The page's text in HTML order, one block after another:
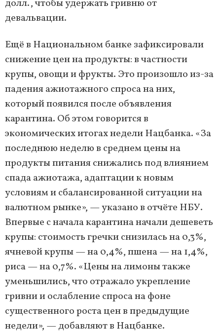
долл., чтобы удержать гривню от
девальвации.
Ещё в Национальном банке зафиксировали
снижение цен на продукты: в частности
крупы, овощи и фрукты. Это произошло из-за
падения ажиотажного спроса на них,
который появился после объявления
карантина. Об этом говорится в
экономических итогах недели Нацбанка. «За
последнюю неделю в среднем цены на
продукты питания снижались под влиянием
спада ажиотажа, адаптации к новым
условиям и сбалансированной ситуации на
валютном рынке», — указано в отчёте НБУ.
Впервые с начала карантина начали дешеветь
крупы: стоимость гречки снизилась на 0,3%,
ячневой крупы — на 0,4%, пшена — на 1,4%,
риса — на 0,7%. «Цены на лимоны также
уменьшились, что отражало укрепление
гривни и ослабление спроса на фоне
существенного роста цен в предыдущие
недели», — добавляют в Нацбанке.